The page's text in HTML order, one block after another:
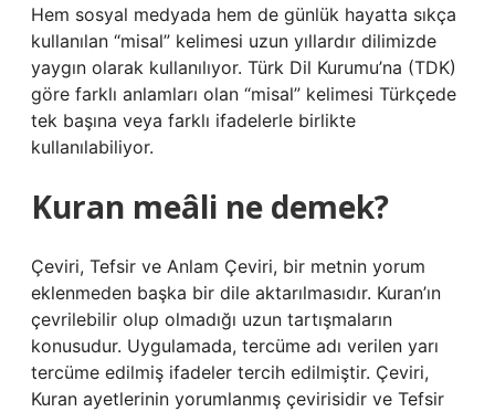
Hem sosyal medyada hem de günlük hayatta sıkça
kullanılan “misal” kelimesi uzun yıllardır dilimizde
yaygın olarak kullanılıyor. Türk Dil Kurumu’na (TDK)
göre farklı anlamları olan “misal” kelimesi Türkçede
tek başına veya farklı ifadelerle birlikte
kullanılabiliyor.
Kuran meâli ne demek?
Çeviri, Tefsir ve Anlam Çeviri, bir metnin yorum
eklenmeden başka bir dile aktarılmasıdır. Kuran’ın
çevrilebilir olup olmadığı uzun tartışmaların
konusudur. Uygulamada, tercüme adı verilen yarı
tercüme edilmiş ifadeler tercih edilmiştir. Çeviri,
Kuran ayetlerinin yorumlanmış çevirisidir ve Tefsir